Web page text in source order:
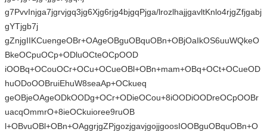
g7PvvInjga7jgrvjgq3jg6Xjg6rjg4bjgqPjga/lrozlhajjgavltKnlo4rjgZfjgabj
gYTjgb7j
gZnjgIIKCuengeOBr+OAgeOBguOBquOBn+OBjOaIkOS6uuWQkeO
BkeOCpuOCp+ODluOCteOCpOOD
iOOBq+OCouOCr+OCu+OCueOBl+OBn+mam+OBq+OCt+OCueOD
huODoOOBruiEhuW8seaAp+OCkueq
geOBjeOAgeODkOODg+OCr+ODieOCou+8iOODiOODreOCpOOBr
uacqOmmrO+8ieOCkuioree9ruOB
l+OBvuOBl+OBn+OAggrjgZPjgozjgavjgojjgoosIOOBguOBquOBn+O